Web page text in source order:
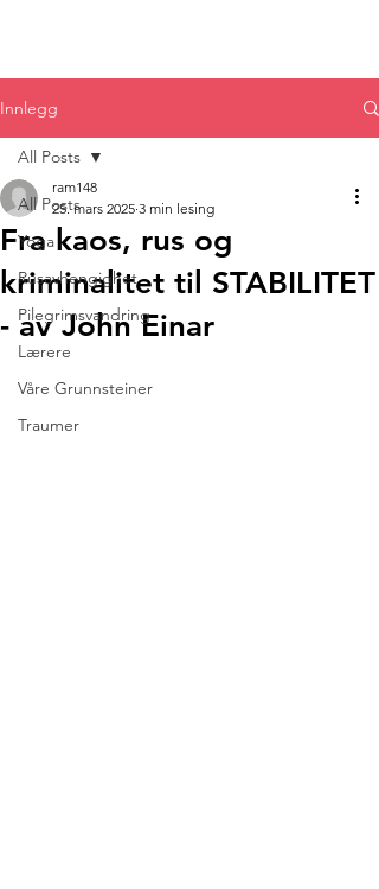
Innlegg
All Posts
Yoga
Rusavhengighet
Pilegrimsvandring
Lærere
Våre Grunnsteiner
Traumer
All Posts
Fra kaos, rus og
kriminalitet til STABILITET
- av John Einar
ram148
25. mars 2025 3 min lesing